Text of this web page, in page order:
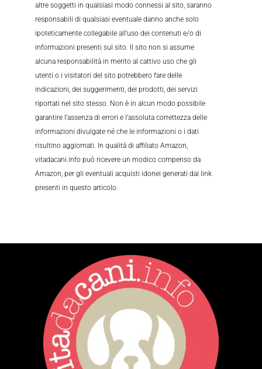
altre soggetti in qualsiasi modo connessi al sito, saranno
responsabili di qualsiasi eventuale danno anche solo
ipoteticamente collegabile all’uso dei contenuti e/o di
informazioni presenti sul sito. Il sito non si assume
alcuna responsabilità in merito al cattivo uso che gli
utenti o i visitatori del sito potrebbero fare delle
indicazioni, dei suggerimenti, dei prodotti, dei servizi
riportati nel sito stesso. Non è in alcun modo possibile
garantire l’assenza di errori e l’assoluta correttezza delle
informazioni divulgate né che le informazioni o i dati
risultino aggiornati. In qualità di affiliato Amazon,
vitadacani.info può ricevere un modico compenso da
Amazon, per gli eventuali acquisti idonei generati dai link
presenti in questo articolo.